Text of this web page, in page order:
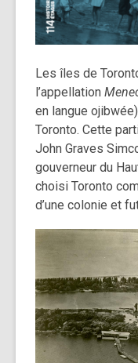
Les îles de
l’appellation
en langue
Toronto. Cette
John Graves
gouverneur du
choisi Toronto
d’une colonie et